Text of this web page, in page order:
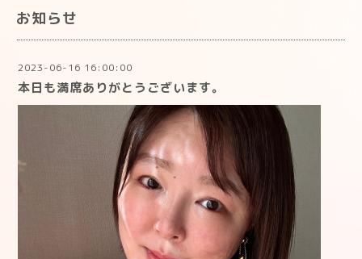
お知らせ
2023-06-16 16:00:00
本日も満席ありがとうございます。